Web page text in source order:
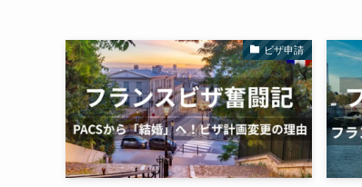
ビザ申請